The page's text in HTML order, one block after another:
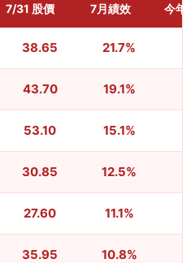
7/31 股價 7月績效 今年
38.65 21.7%
43.70 19.1%
53.10 15.1%
30.85 12.5%
27.60 11.1%
35.95 10.8%